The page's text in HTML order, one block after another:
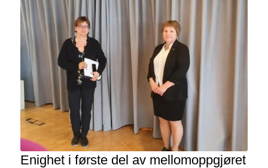
Enighet i første del av mellomoppgjøret